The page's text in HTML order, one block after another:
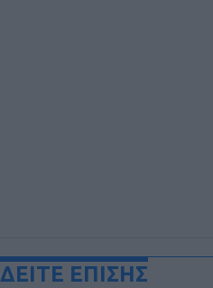
ΔΕΙΤΕ ΕΠΙΣΗΣ